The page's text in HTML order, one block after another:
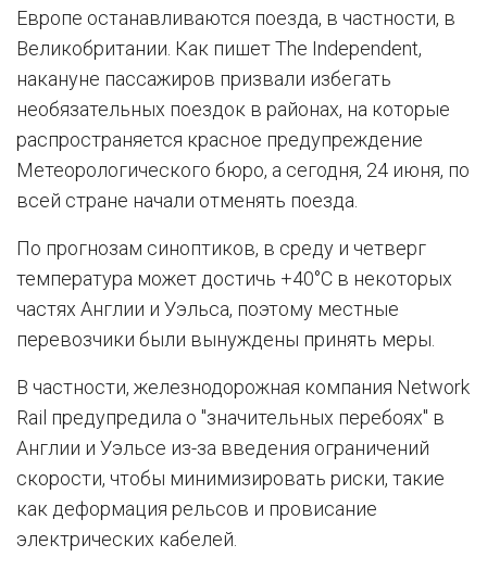
Европе останавливаются поезда, в частности, в
Великобритании. Как пишет The Independent,
накануне пассажиров призвали избегать
необязательных поездок в районах, на которые
распространяется красное предупреждение
Метеорологического бюро, а сегодня, 24 июня, по
всей стране начали отменять поезда.
По прогнозам синоптиков, в среду и четверг
температура может достичь +40°C в некоторых
частях Англии и Уэльса, поэтому местные
перевозчики были вынуждены принять меры.
В частности, железнодорожная компания Network
Rail предупредила о "значительных перебоях" в
Англии и Уэльсе из-за введения ограничений
скорости, чтобы минимизировать риски, такие
как деформация рельсов и провисание
электрических кабелей.